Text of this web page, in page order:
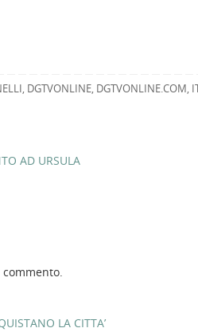
, DGTVONLINE, DGTVONLINE.COM,
AD URSULA
LA CITTA’